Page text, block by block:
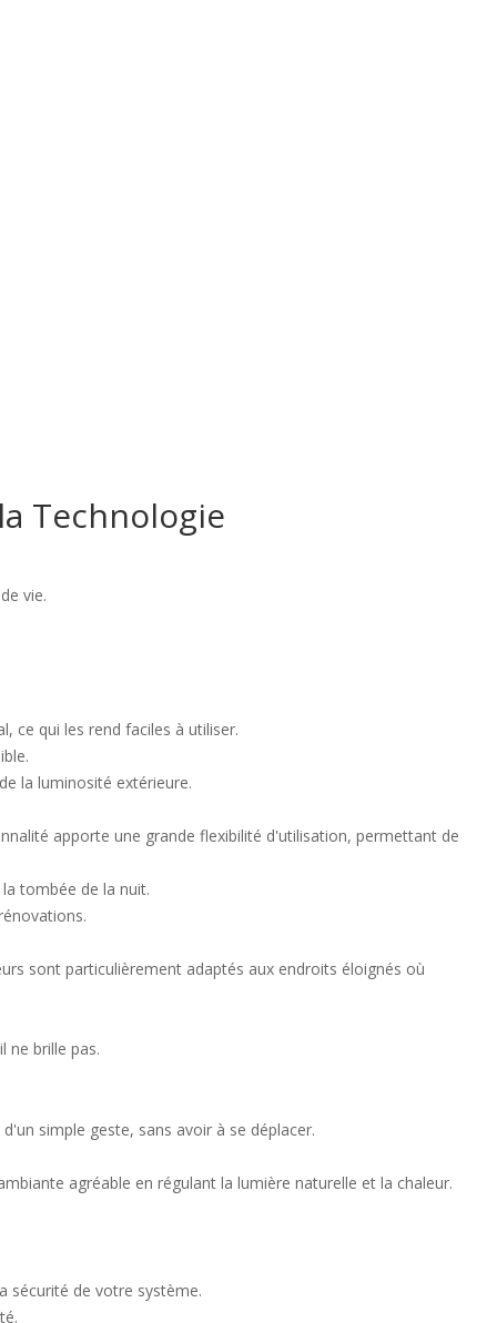
Technologie
vie.
ce qui les rend faciles à utiliser.
la luminosité extérieure.
apporte une grande flexibilité d'utilisation, permettant de
tombée de la nuit.
sont particulièrement adaptés aux endroits éloignés où
ne brille pas.
simple geste, sans avoir à se déplacer.
agréable en régulant la lumière naturelle et la chaleur.
sécurité de votre système.